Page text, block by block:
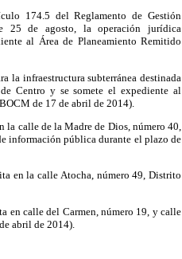
174.5 del Reglamento de Gestión
25 de agosto, la operación jurídica
al Área de Planeamiento Remitido
la infraestructura subterránea destinada
Centro y se somete el expediente al
de 17 de abril de 2014).
la calle de la Madre de Dios, número 40,
información pública durante el plazo de
en la calle Atocha, número 49, Distrito
en calle del Carmen, número 19, y calle
abril de 2014).